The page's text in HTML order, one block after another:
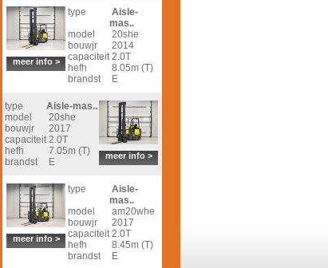
meer info >
type
Aisle-
mas..
model
20she
bouwjr
2014
capaciteit2.0T
hefh
8.05m (T)
brandst
E
type Aisle-mas..
meer info >
model
20she
bouwjr
2017
capaciteit2.0T
hefh
7.05m (T)
brandst
E
meer info >
type
Aisle-
mas..
model
am20whe
bouwjr
2017
capaciteit2.0T
hefh
8.45m (T)
brandst
E